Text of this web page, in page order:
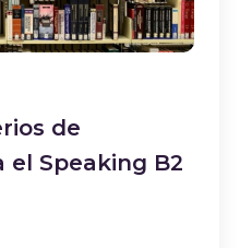
de
el Speaking B2